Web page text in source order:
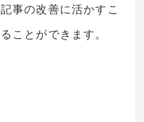
事の改善に活かすこ
ことができます。